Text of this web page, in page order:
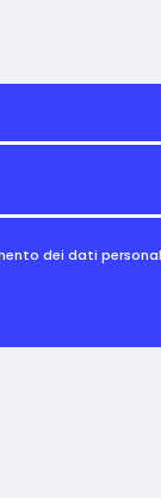
dei dati